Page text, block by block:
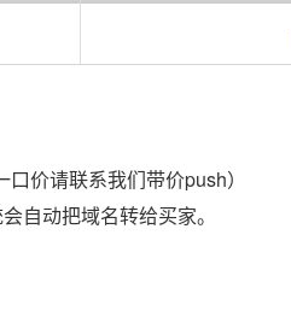
口价请联系我们带价push）
自动把域名转给买家。